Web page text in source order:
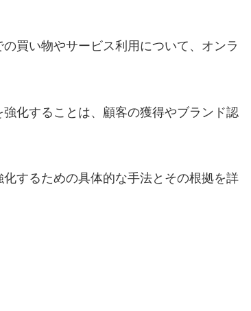
買い物やサービス利用について、オンラ
化することは、顧客の獲得やブランド認
するための具体的な手法とその根拠を詳